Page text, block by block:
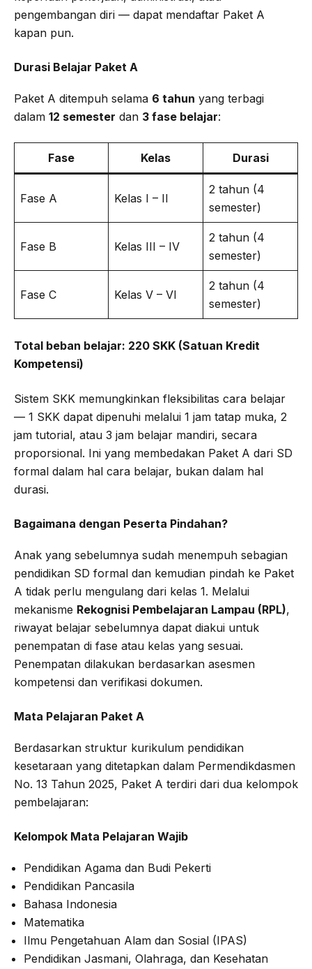
pengembangan diri — dapat mendaftar Paket A
kapan pun.
Durasi Belajar Paket A
Paket A ditempuh selama 6 tahun yang terbagi
dalam 12 semester dan 3 fase belajar:
Fase Kelas Durasi
Fase A Kelas I – II
2 tahun (4
semester)
Fase B Kelas III – IV
2 tahun (4
semester)
Fase C Kelas V – VI
2 tahun (4
semester)
Total beban belajar: 220 SKK (Satuan Kredit
Kompetensi)
Sistem SKK memungkinkan fleksibilitas cara belajar
— 1 SKK dapat dipenuhi melalui 1 jam tatap muka, 2
jam tutorial, atau 3 jam belajar mandiri, secara
proporsional. Ini yang membedakan Paket A dari SD
formal dalam hal cara belajar, bukan dalam hal
durasi.
Bagaimana dengan Peserta Pindahan?
Anak yang sebelumnya sudah menempuh sebagian
pendidikan SD formal dan kemudian pindah ke Paket
A tidak perlu mengulang dari kelas 1. Melalui
mekanisme Rekognisi Pembelajaran Lampau (RPL),
riwayat belajar sebelumnya dapat diakui untuk
penempatan di fase atau kelas yang sesuai.
Penempatan dilakukan berdasarkan asesmen
kompetensi dan verifikasi dokumen.
Mata Pelajaran Paket A
Berdasarkan struktur kurikulum pendidikan
kesetaraan yang ditetapkan dalam Permendikdasmen
No. 13 Tahun 2025, Paket A terdiri dari dua kelompok
pembelajaran:
Kelompok Mata Pelajaran Wajib
Pendidikan Agama dan Budi Pekerti
Pendidikan Pancasila
Bahasa Indonesia
Matematika
Ilmu Pengetahuan Alam dan Sosial (IPAS)
Pendidikan Jasmani, Olahraga, dan Kesehatan